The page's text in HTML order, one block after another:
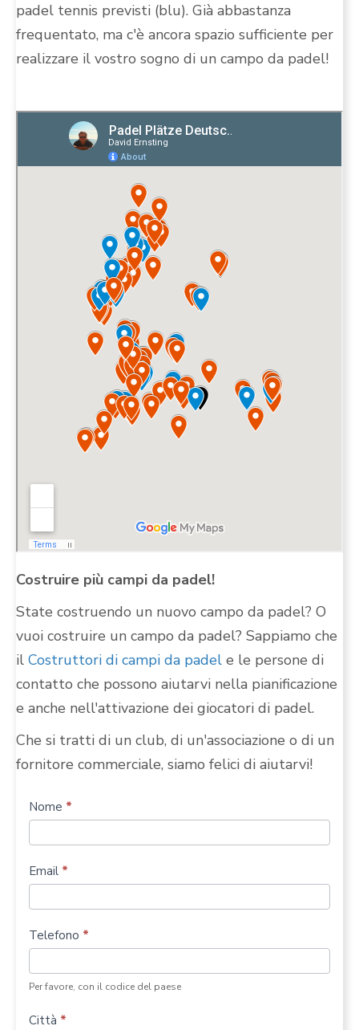
padel tennis previsti (blu). Già abbastanza
frequentato, ma c'è ancora spazio sufficiente per
realizzare il vostro sogno di un campo da padel!
Costruire più campi da padel!
State costruendo un nuovo campo da padel? O
vuoi costruire un campo da padel? Sappiamo che
il Costruttori di campi da padel e le persone di
contatto che possono aiutarvi nella pianificazione
e anche nell'attivazione dei giocatori di padel.
Che si tratti di un club, di un'associazione o di un
fornitore commerciale, siamo felici di aiutarvi!
Costruire
più
campi
Nome *
Email *
Telefono *
Per favore, con il codice del paese
Città *